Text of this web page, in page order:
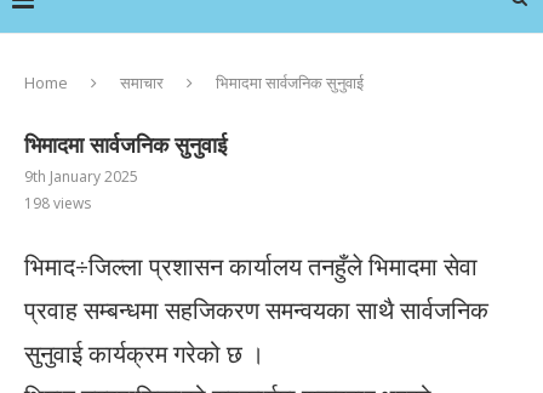
Home समाचार भिमादमा सार्वजनिक सुनुवाई
भिमादमा सार्वजनिक सुनुवाई
9th January 2025
198views
भिमाद÷जिल्ला प्रशासन कार्यालय तनहुँले भिमादमा सेवा
प्रवाह सम्बन्धमा सहजिकरण समन्वयका साथै सार्वजनिक
सुनुवाई कार्यक्रम गरेको छ ।